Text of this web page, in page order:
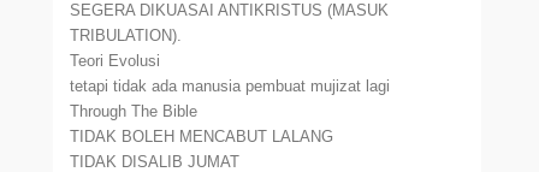
SEGERA DIKUASAI ANTIKRISTUS (MASUK
TRIBULATION).
Teori Evolusi
tetapi tidak ada manusia pembuat mujizat lagi
Through The Bible
TIDAK BOLEH MENCABUT LALANG
TIDAK DISALIB JUMAT